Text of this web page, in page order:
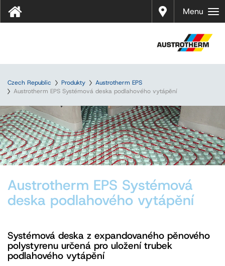
Prodej
Menu
Czech Republic Produkty
Austrotherm EPS
Austrotherm EPS Systémová deska podlahového vytápění
Austrotherm EPS Systémová
deska podlahového vytápění
Systémová deska z expandovaného pěnového
polystyrenu určená pro uložení trubek
podlahového vytápění